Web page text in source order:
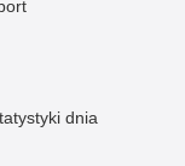
dnia